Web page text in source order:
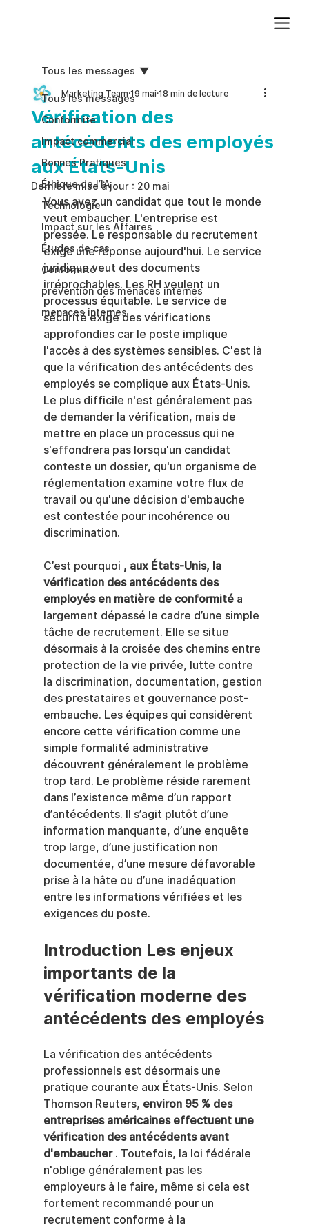
Tous les messages
Conformite
Impact commercial
Bonnes Pratiques
Éthique de l’IA
Technologie
Impact sur les Affaires
Études de cas
Conformité
prévention des menaces internes
menaces internes
Tous les messages
Vérification des
antécédents des employés
aux États-Unis
Marketing Team 19 mai 18 min de lecture
Dernière mise à jour : 20 mai
Vous avez un candidat que tout le monde
veut embaucher. L'entreprise est
pressée. Le responsable du recrutement
exige une réponse aujourd'hui. Le service
juridique veut des documents
irréprochables. Les RH veulent un
processus équitable. Le service de
sécurité exige des vérifications
approfondies car le poste implique
l'accès à des systèmes sensibles. C'est là
que la vérification des antécédents des
employés se complique aux États-Unis.
Le plus difficile n'est généralement pas
de demander la vérification, mais de
mettre en place un processus qui ne
s'effondrera pas lorsqu'un candidat
conteste un dossier, qu'un organisme de
réglementation examine votre flux de
travail ou qu'une décision d'embauche
est contestée pour incohérence ou
discrimination.
C’est pourquoi , aux États-Unis, la
vérification des antécédents des
employés en matière de conformité a
largement dépassé le cadre d’une simple
tâche de recrutement. Elle se situe
désormais à la croisée des chemins entre
protection de la vie privée, lutte contre
la discrimination, documentation, gestion
des prestataires et gouvernance post-
embauche. Les équipes qui considèrent
encore cette vérification comme une
simple formalité administrative
découvrent généralement le problème
trop tard. Le problème réside rarement
dans l’existence même d’un rapport
d’antécédents. Il s’agit plutôt d’une
information manquante, d’une enquête
trop large, d’une justification non
documentée, d’une mesure défavorable
prise à la hâte ou d’une inadéquation
entre les informations vérifiées et les
exigences du poste.
Introduction Les enjeux
importants de la
vérification moderne des
antécédents des employés
La vérification des antécédents
professionnels est désormais une
pratique courante aux États-Unis. Selon
Thomson Reuters, environ 95 % des
entreprises américaines effectuent une
vérification des antécédents avant
d'embaucher . Toutefois, la loi fédérale
n'oblige généralement pas les
employeurs à le faire, même si cela est
fortement recommandé pour un
recrutement conforme à la